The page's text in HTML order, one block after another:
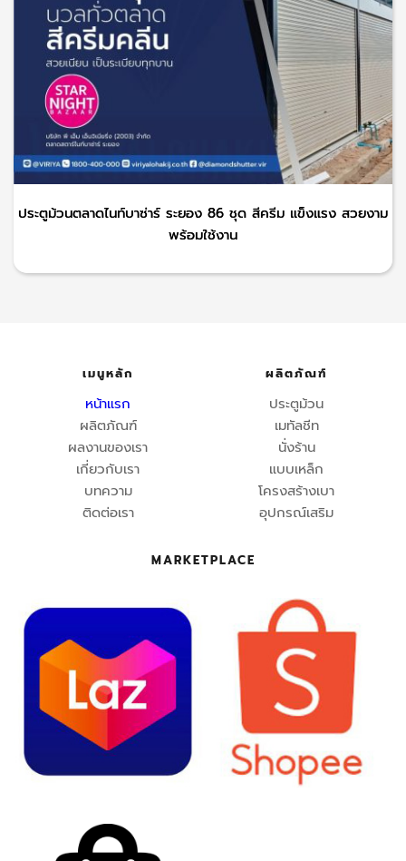
ประตูม้วนตลาดไนท์บาซ่าร์ ระยอง 86 ชุด สีครีม แข็งแรง สวยงาม
พร้อมใช้งาน
เมนูหลัก
หน้าแรก
ผลิตภัณฑ์
ผลงานของเรา
เกี่ยวกับเรา
บทความ
ติดต่อเรา
ผลิตภัณฑ์
ประตูม้วน
เมทัลชีท
นั่งร้าน
แบบเหล็ก
โครงสร้างเบา
อุปกรณ์เสริม
MARKETPLACE